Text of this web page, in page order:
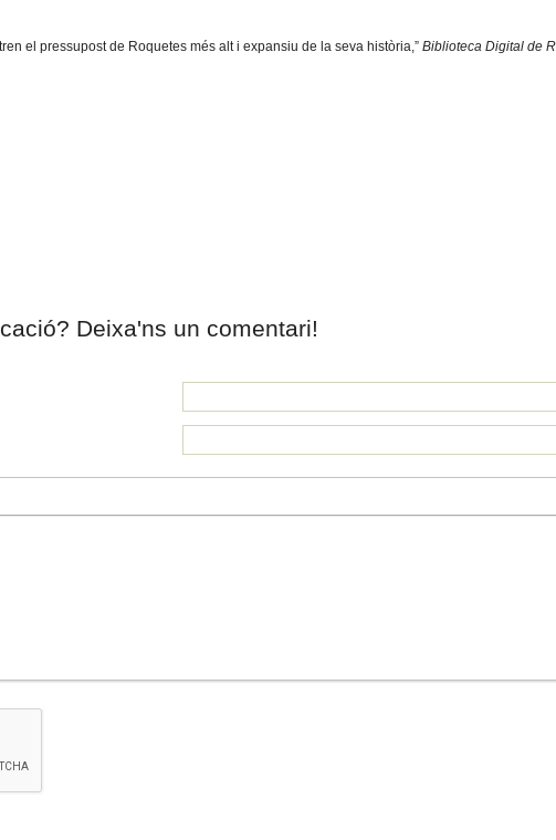
el pressupost de Roquetes més alt i expansiu de la seva història,” Biblioteca Digital de
Deixa'ns un comentari!